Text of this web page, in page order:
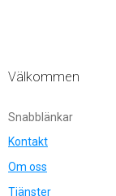
Välkommen
Snabblänkar
Kontakt
Om oss
Tjänster